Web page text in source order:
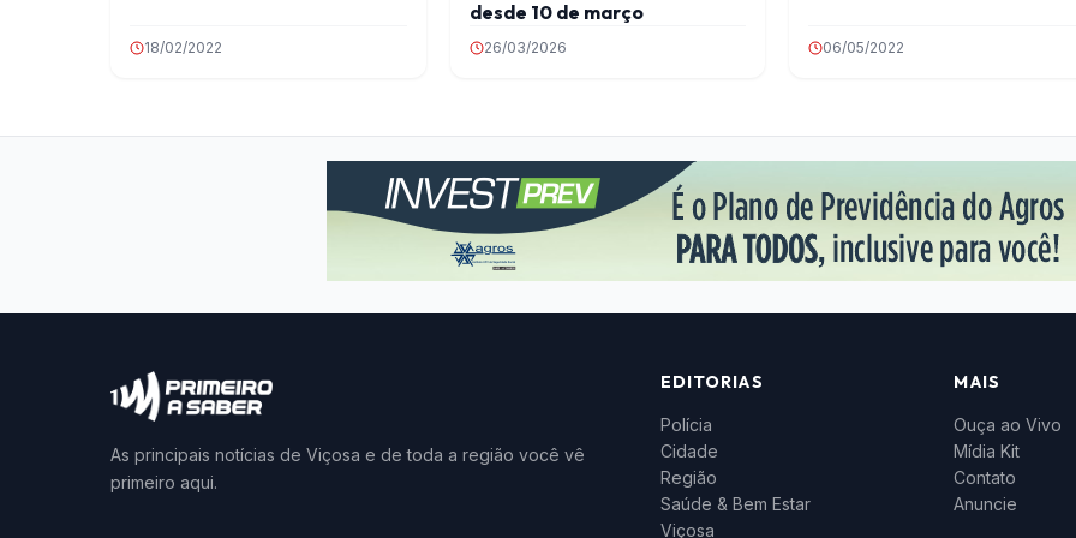
18/02/2022
desde 10 de março
26/03/2026 06/05/2022
As principais notícias de Viçosa e de toda a região você vê
primeiro aqui.
EDITORIAS
Polícia
Cidade
Região
Saúde & Bem Estar
Viçosa
MAIS
Ouça ao Vivo
Mídia Kit
Contato
Anuncie